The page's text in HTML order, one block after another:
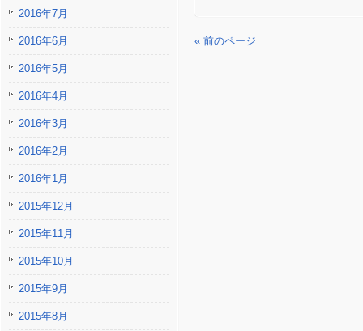
« 前のページ
2016年7月
2016年6月
2016年5月
2016年4月
2016年3月
2016年2月
2016年1月
2015年12月
2015年11月
2015年10月
2015年9月
2015年8月